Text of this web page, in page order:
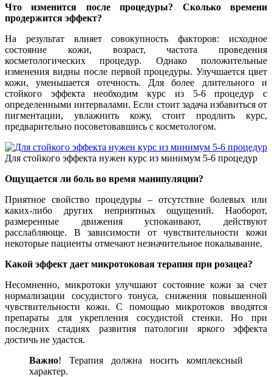
Что изменится после процедуры? Сколько времени
продержится эффект?
На результат влияет совокупность факторов: исходное
состояние кожи, возраст, частота проведения
косметологических процедур. Однако положительные
изменения видны после первой процедуры. Улучшается цвет
кожи, уменьшается отечность. Для более длительного и
стойкого эффекта необходим курс из 5-6 процедур с
определенными интервалами. Если стоит задача избавиться от
пигментации, увлажнить кожу, стоит продлить курс,
предварительно посоветовавшись с косметологом.
Для стойкого эффекта нужен курс из минимум 5-6 процедур
Ощущается ли боль во время манипуляции?
Приятное свойство процедуры – отсутствие болевых или
каких-либо других неприятных ощущений. Наоборот,
размеренные движения успокаивают, действуют
расслабляюще. В зависимости от чувствительности кожи
некоторые пациенты отмечают незначительное покалывание.
Какой эффект дает микротоковая терапия при розацеа?
Несомненно, микротоки улучшают состояние кожи за счет
нормализации сосудистого тонуса, снижения повышенной
чувствительности кожи. С помощью микротоков вводятся
препараты для укрепления сосудистой стенки. Но при
последних стадиях развития патологии яркого эффекта
достичь не удастся.
Важно! Терапия должна носить комплексный
характер.